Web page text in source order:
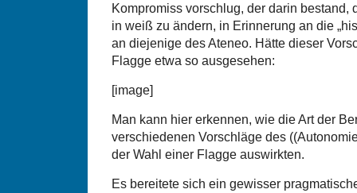
Kompromiss vorschlug, der darin bestand,
in weiß zu ändern, in Erinnerung an die
an diejenige des Ateneo. Hätte dieser
Flagge etwa so ausgesehen:
[image]
Man kann hier erkennen, wie die Art der
verschiedenen Vorschläge des
der Wahl einer Flagge auswirkten.
Es bereitete sich ein gewisser